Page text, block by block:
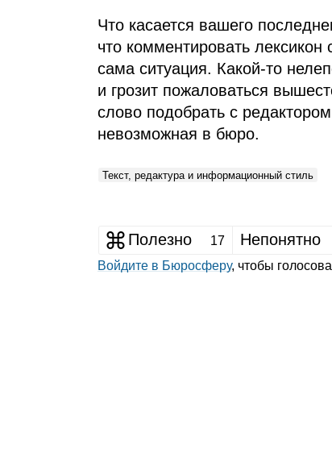
Что касается вашего
что комментировать
сама ситуация. Какой‑то
и грозит пожаловаться
слово подобрать с
невозможная в бюро.
Текст, редактура и информационный стиль
Полезно 17 Непонятно
Войдите в Бюросферу, чтобы